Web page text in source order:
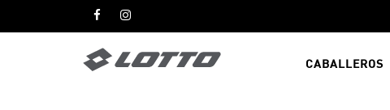
CABALLEROS